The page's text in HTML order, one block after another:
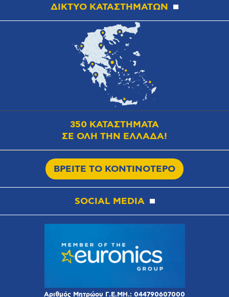
ΔΙΚΤΥΟ ΚΑΤΑΣΤΗΜΑΤΩΝ
350 ΚΑΤΑΣΤΗΜΑΤΑ
ΣΕ ΟΛΗ ΤΗΝ ΕΛΛΑΔΑ!
ΒΡΕΙΤΕ ΤΟ ΚΟΝΤΙΝΟΤΕΡΟ
SOCIAL MEDIA